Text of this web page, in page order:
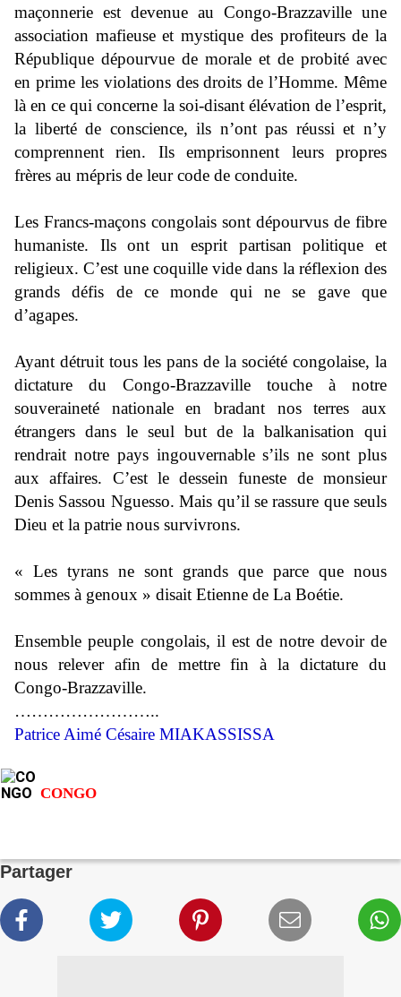
maçonnerie est devenue au Congo-Brazzaville une
association mafieuse et mystique des profiteurs de la
République dépourvue de morale et de probité avec
en prime les violations des droits de l’Homme. Même
là en ce qui concerne la soi-disant élévation de l’esprit,
la liberté de conscience, ils n’ont pas réussi et n’y
comprennent rien. Ils emprisonnent leurs propres
frères au mépris de leur code de conduite.
Les Francs-maçons congolais sont dépourvus de fibre
humaniste. Ils ont un esprit partisan politique et
religieux. C’est une coquille vide dans la réflexion des
grands défis de ce monde qui ne se gave que
d’agapes.
Ayant détruit tous les pans de la société congolaise, la
dictature du Congo-Brazzaville touche à notre
souveraineté nationale en bradant nos terres aux
étrangers dans le seul but de la balkanisation qui
rendrait notre pays ingouvernable s’ils ne sont plus
aux affaires. C’est le dessein funeste de monsieur
Denis Sassou Nguesso. Mais qu’il se rassure que seuls
Dieu et la patrie nous survivrons.
« Les tyrans ne sont grands que parce que nous
sommes à genoux » disait Etienne de La Boétie.
Ensemble peuple congolais, il est de notre devoir de
nous relever afin de mettre fin à la dictature du
Congo-Brazzaville.
……………………..
Patrice Aimé Césaire MIAKASSISSA
CONGO
Partager